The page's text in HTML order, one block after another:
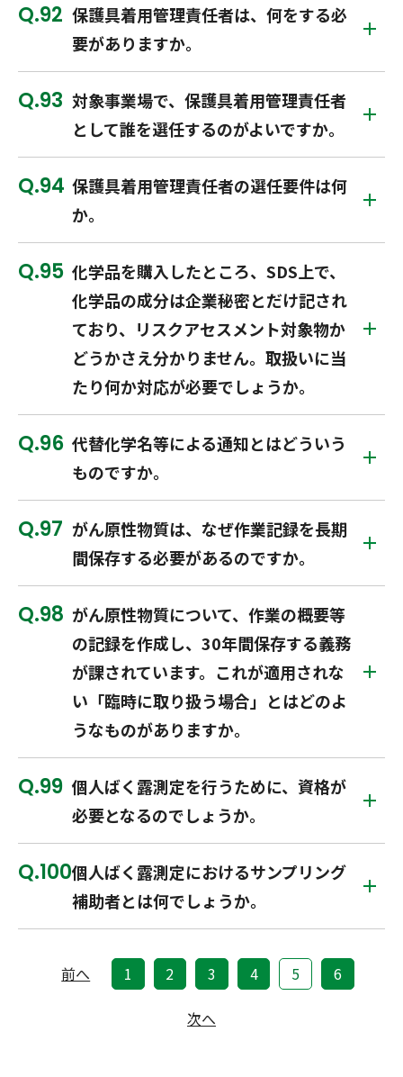
92 保護具着用管理責任者は、何をする必
要がありますか。
93 対象事業場で、保護具着用管理責任者
として誰を選任するのがよいですか。
94 保護具着用管理責任者の選任要件は何
か。
95 化学品を購入したところ、SDS上で、
化学品の成分は企業秘密とだけ記され
ており、リスクアセスメント対象物か
どうかさえ分かりません。取扱いに当
たり何か対応が必要でしょうか。
96 代替化学名等による通知とはどういう
ものですか。
97 がん原性物質は、なぜ作業記録を長期
間保存する必要があるのですか。
98 がん原性物質について、作業の概要等
の記録を作成し、30年間保存する義務
が課されています。これが適用されな
い「臨時に取り扱う場合」とはどのよ
うなものがありますか。
99 個人ばく露測定を行うために、資格が
必要となるのでしょうか。
100個人ばく露測定におけるサンプリング
補助者とは何でしょうか。
前へ 1 2 3 4 5 6
次へ